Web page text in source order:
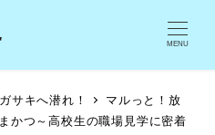
MENU
サキへ潜れ！
マルっと！放
つ～高校生の職場見学に密着